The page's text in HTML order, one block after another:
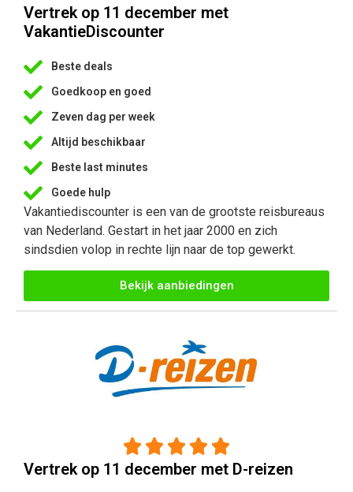
Vertrek op 11 december met
VakantieDiscounter
Beste deals
Goedkoop en goed
Zeven dag per week
Altijd beschikbaar
Beste last minutes
Goede hulp
Vakantiediscounter is een van de grootste reisbureaus
van Nederland. Gestart in het jaar 2000 en zich
sindsdien volop in rechte lijn naar de top gewerkt.
Bekijk aanbiedingen
    
Vertrek op 11 december met D-reizen